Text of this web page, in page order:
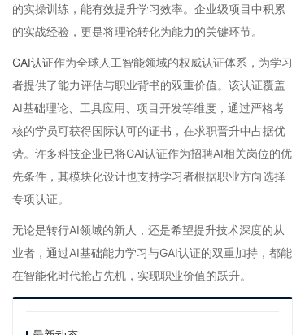
的实操训练，能有效提升学习效率。企业级项目中积累
的实战经验，更是将理论转化为能力的关键环节。
GAI认证作为全球人工智能领域的权威认证体系，为学习
者提供了能力评估与职业背书的双重价值。该认证覆盖
AI基础理论、工具应用、项目开发等维度，通过严格考
核的学员可获得国际认可的证书，在求职晋升中占据优
势。许多科技企业已将GAI认证作为招聘AI相关岗位的优
先条件，其模块化设计也支持学习者根据职业方向选择
专项认证。
无论是转行AI领域的新人，还是希望提升技术深度的从
业者，通过AI基础能力学习与GAI认证的双重加持，都能
在智能化时代抢占先机，实现职业价值的跃升。